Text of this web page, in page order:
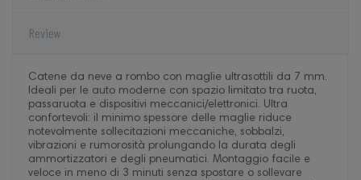
Review
Catene da neve a rombo con maglie ultrasottili da 7 mm.
Ideali per le auto moderne con spazio limitato tra ruota,
passaruota e dispositivi meccanici/elettronici. Ultra
confortevoli: il minimo spessore delle maglie riduce
notevolmente sollecitazioni meccaniche, sobbalzi,
vibrazioni e rumorosità prolungando la durata degli
ammortizzatori e degli pneumatici. Montaggio facile e
veloce in meno di 3 minuti senza spostare o sollevare